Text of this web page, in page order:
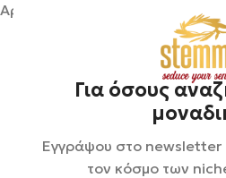
Για όσους
Εγγράψου στο newsletter
τον κόσμο των
Αρχική σελίδα Αρώματα